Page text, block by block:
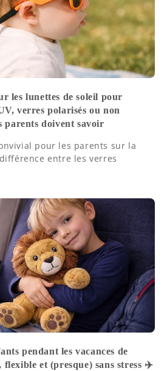
les lunettes de soleil pour
verres polarisés ou non
parents doivent savoir
pour les parents sur la
entre les verres
pendant les vacances de
et (presque) sans stress ✈️